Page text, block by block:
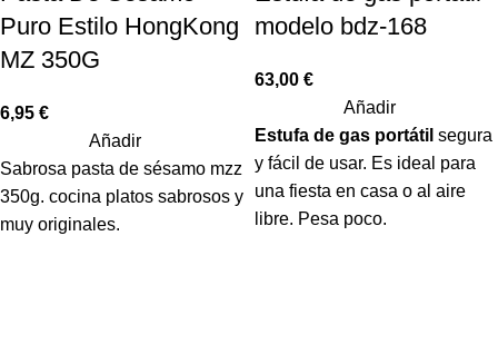
Puro Estilo HongKong
MZ 350G
6,95 €
Añadir
Sabrosa pasta de sésamo mzz
350g. cocina platos sabrosos y
muy originales.
modelo bdz-168
63,00 €
Añadir
Estufa de gas portátil segura
y fácil de usar. Es ideal para
una fiesta en casa o al aire
libre. Pesa poco.